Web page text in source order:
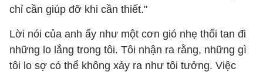
chỉ cần giúp đỡ khi cần thiết."
Lời nói của anh ấy như một cơn gió nhẹ thổi tan đi
những lo lắng trong tôi. Tôi nhận ra rằng, những gì
tôi lo sợ có thể không xảy ra như tôi tưởng. Việc